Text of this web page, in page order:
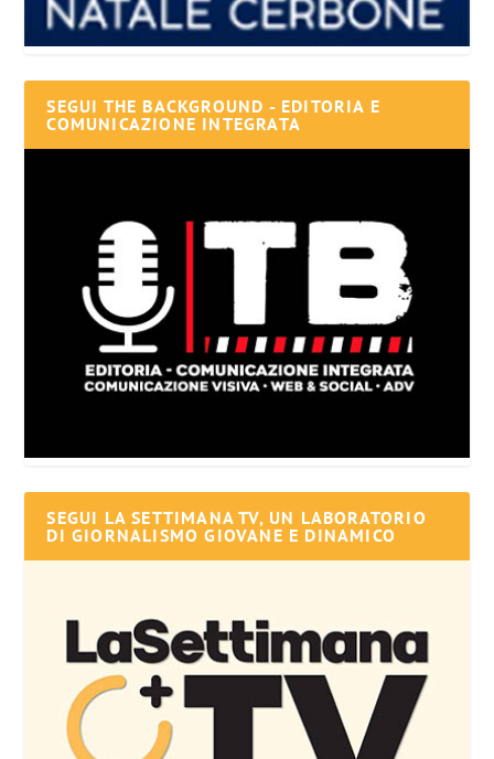
SEGUI THE BACKGROUND - EDITORIA E
COMUNICAZIONE INTEGRATA
SEGUI LA SETTIMANA TV, UN LABORATORIO
DI GIORNALISMO GIOVANE E DINAMICO